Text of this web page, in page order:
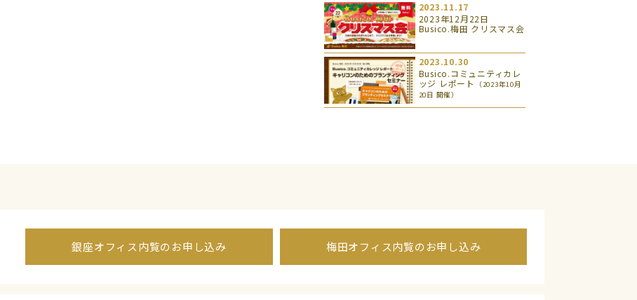
2023.11.17
2023年12月22日
Busico.梅田 クリスマス会
2023.10.30
Busico.コミュニティカレ
ッジ レポート
（2023年10月
20日 開催）
銀座オフィス内覧のお申し込み 梅田オフィス内覧のお申し込み